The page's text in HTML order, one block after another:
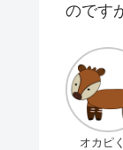
のです
オカピ